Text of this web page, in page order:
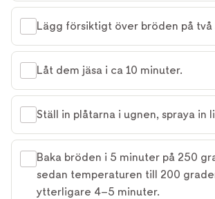
Lägg försiktigt över bröden på två
Låt dem jäsa i ca 10 minuter.
Ställ in plåtarna i ugnen, spraya in
Baka bröden i 5 minuter på 250
sedan temperaturen till 200
ytterligare 4–5 minuter.